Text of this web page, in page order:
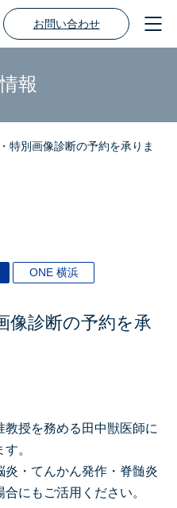
お問い合わせ
報
特別画像診断の予約を承りま
ONE 横浜
像診断の予約を承
授を務める田中獣医師に
。
・てんかん発作・脊髄炎
にもご活用ください。